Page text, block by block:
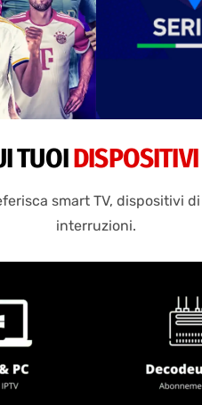
TUOI
smart TV,
interruzioni.